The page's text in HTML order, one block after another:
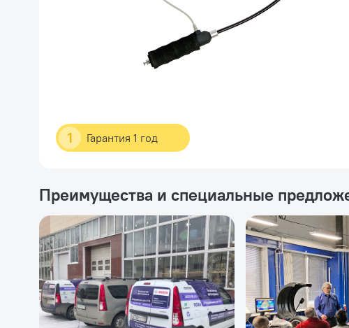
1 Гарантия 1 год
Преимущества и специальные